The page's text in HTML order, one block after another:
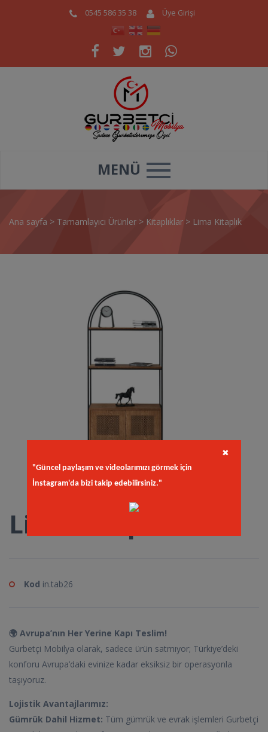
0545 586 35 38 Üye Girişi
MENÜ
Ana sayfa > Tamamlayıcı Ürünler > Kitaplıklar > Lima Kitaplık
Lima Kitaplık
Kod in.tab26
🌍 Avrupa’nın Her Yerine Kapı Teslim!
Gurbetçi Mobilya olarak, sadece ürün satmıyor; Türkiye’deki
konforu Avrupa’daki evinize kadar eksiksiz bir operasyonla
taşıyoruz.
Lojistik Avantajlarımız:
Gümrük Dahil Hizmet: Tüm gümrük ve evrak işlemleri Gurbetçi
"Güncel paylaşım ve videolarımızı görmek için
İnstagram'da bizi takip edebilirsiniz."
✖